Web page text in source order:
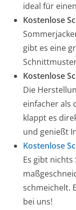
ideal für
Kostenlose
gibt es eine
Kostenlose
Die
einfacher als
klappt es
und genießt
Kostenlose
Es gibt nichts
schmeichelt.
bei uns!